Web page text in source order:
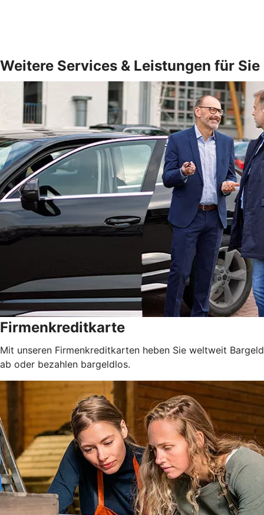
Weitere Services & Leistungen für Sie
Firmenkreditkarte
Mit unseren Firmenkreditkarten heben Sie weltweit Bargeld
ab oder bezahlen bargeldlos.